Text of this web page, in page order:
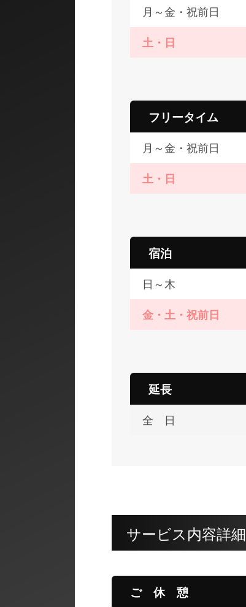
月～金・祝前日
土・日
フリータイム
月～金・祝前日
土・日
宿泊
日～木
金・土・祝前日
延長
全 日
サービス内容詳細
ご 休 憩